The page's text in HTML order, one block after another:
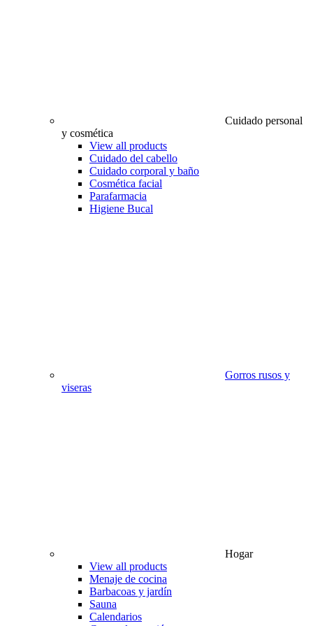
Cuidado personal
y cosmética
View all products
Cuidado del cabello
Cuidado corporal y baño
Cosmética facial
Parafarmacia
Higiene Bucal
Gorros rusos y
viseras
Hogar
View all products
Menaje de cocina
Barbacoas y jardín
Sauna
Calendarios